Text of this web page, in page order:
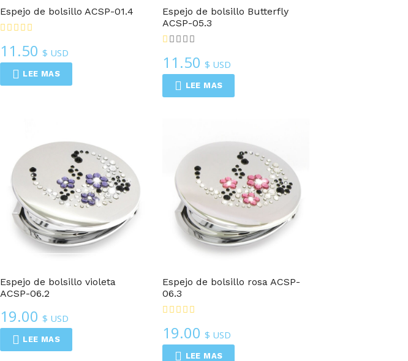
Espejo de bolsillo ACSP-01.4
11.50$ USD
LEE MAS
Espejo de bolsillo Butterfly
ACSP-05.3
11.50$ USD
LEE MAS
Espejo de bolsillo violeta
ACSP-06.2
19.00$ USD
LEE MAS
Espejos Compactos
Espejo de bolsillo rosa ACSP-
06.3
19.00$ USD
LEE MAS